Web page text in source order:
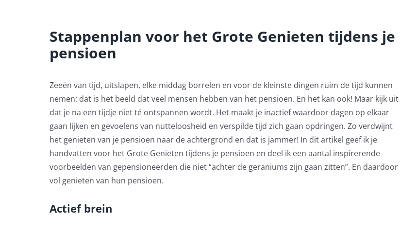
Stappenplan voor het Grote Genieten tijdens je
pensioen
Zeeën van tijd, uitslapen, elke middag borrelen en voor de kleinste dingen ruim de tijd kunnen
nemen: dat is het beeld dat veel mensen hebben van het pensioen. En het kan ook! Maar kijk uit
dat je na een tijdje niet té ontspannen wordt. Het maakt je inactief waardoor dagen op elkaar
gaan lijken en gevoelens van nutteloosheid en verspilde tijd zich gaan opdringen. Zo verdwijnt
het genieten van je pensioen naar de achtergrond en dat is jammer! In dit artikel geef ik je
handvatten voor het Grote Genieten tijdens je pensioen en deel ik een aantal inspirerende
voorbeelden van gepensioneerden die niet “achter de geraniums zijn gaan zitten”. En daardoor
vol genieten van hun pensioen.
Actief brein